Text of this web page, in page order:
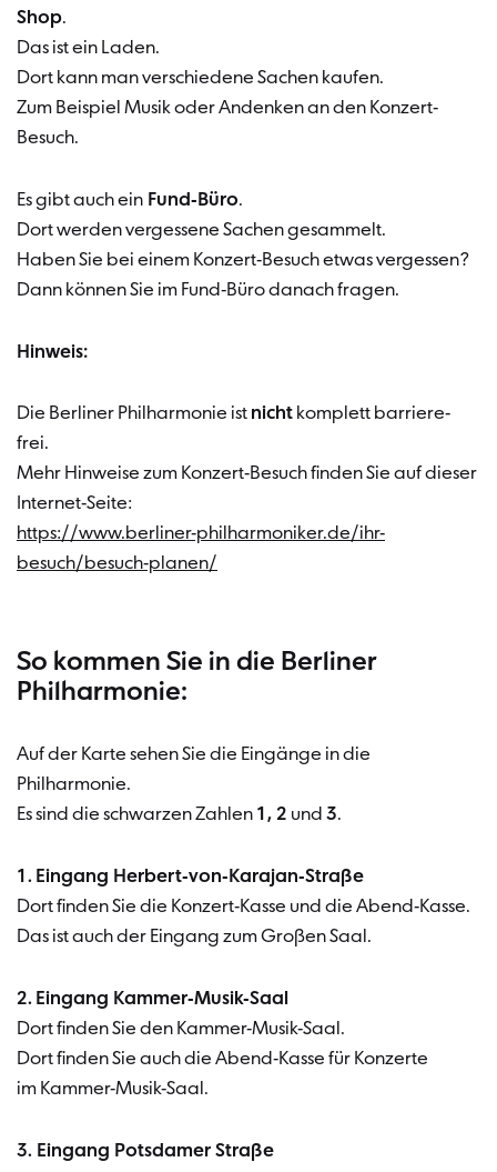
Shop.
Das ist ein Laden.
Dort kann man verschiedene Sachen kaufen.
Zum Beispiel Musik oder Andenken an den Konzert-
Besuch.
Es gibt auch ein Fund-Büro.
Dort werden vergessene Sachen gesammelt.
Haben Sie bei einem Konzert-Besuch etwas vergessen?
Dann können Sie im Fund-Büro danach fragen.
Hinweis:
Die Berliner Philharmonie ist nicht komplett barriere-
frei.
Mehr Hinweise zum Konzert-Besuch finden Sie auf dieser
Internet-Seite:
https://www.berliner-philharmoniker.de/ihr-
besuch/besuch-planen/
So kommen Sie in die Berliner
Philharmonie:
Auf der Karte sehen Sie die Eingänge in die
Philharmonie.
Es sind die schwarzen Zahlen 1, 2 und 3.
1. Eingang Herbert-von-Karajan-Straße
Dort finden Sie die Konzert-Kasse und die Abend-Kasse.
Das ist auch der Eingang zum Großen Saal.
2. Eingang Kammer-Musik-Saal
Dort finden Sie den Kammer-Musik-Saal.
Dort finden Sie auch die Abend-Kasse für Konzerte
im Kammer-Musik-Saal.
3. Eingang Potsdamer Straße